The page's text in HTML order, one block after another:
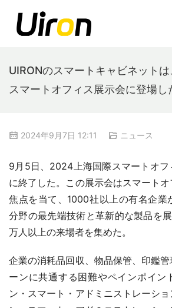
UIRONのスマートキャビネット
スマートオフィス展示会に登場し
2024年9月7日 12:11 ニュース
9月5日、2024上海国際スマートオフ
に終了した。この展示会はスマート
焦点を当て、1000社以上の有名企業
分野の最先端技術と革新的な製品を
万人以上の来場者を集めた。
企業の消耗品回収、物品保管、印鑑
ーンに共通する困難やペインポイン
ン・スマート・アドミニストレーシ